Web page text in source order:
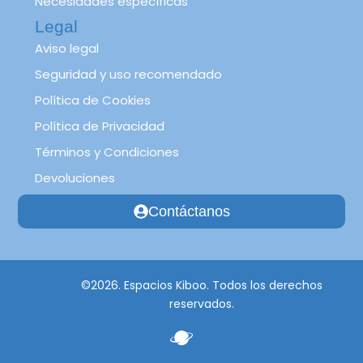
Legal
Aviso legal
Seguridad y uso recomendado
Política de Cookies
Política de Privacidad
Términos y Condiciones
Devoluciones
Contáctanos
©2026. Espacios Kiboo. Todos los derechos
reservados.